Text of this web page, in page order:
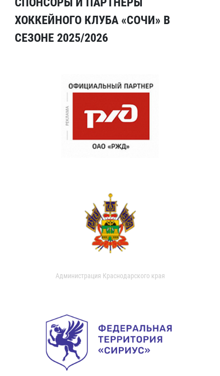
ХОККЕЙНОГО КЛУБА «СОЧИ» В
СЕЗОНЕ 2025/2026
Администрация Краснодарского края